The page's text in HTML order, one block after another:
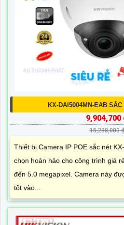
KX-DAI5004MN-EAB
9,904,700
15,238,000 ₫
Thiết bị Camera IP POE sắc nét
chọn hoàn hảo cho công trình giá
đến 5.0 megapixel. Camera này
tốt vào...